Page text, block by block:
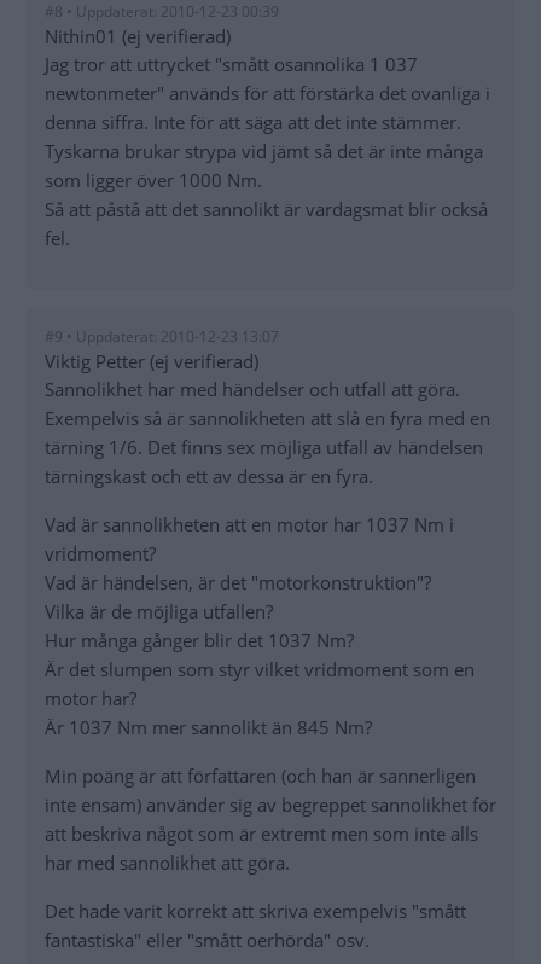
#8 • Uppdaterat: 2010-12-23 00:39
Nithin01 (ej verifierad)
Jag tror att uttrycket "smått osannolika 1 037
newtonmeter" används för att förstärka det ovanliga i
denna siffra. Inte för att säga att det inte stämmer.
Tyskarna brukar strypa vid jämt så det är inte många
som ligger över 1000 Nm.
Så att påstå att det sannolikt är vardagsmat blir också
fel.
#9 • Uppdaterat: 2010-12-23 13:07
Viktig Petter (ej verifierad)
Sannolikhet har med händelser och utfall att göra.
Exempelvis så är sannolikheten att slå en fyra med en
tärning 1/6. Det finns sex möjliga utfall av händelsen
tärningskast och ett av dessa är en fyra.
Vad är sannolikheten att en motor har 1037 Nm i
vridmoment?
Vad är händelsen, är det "motorkonstruktion"?
Vilka är de möjliga utfallen?
Hur många gånger blir det 1037 Nm?
Är det slumpen som styr vilket vridmoment som en
motor har?
Är 1037 Nm mer sannolikt än 845 Nm?
Min poäng är att författaren (och han är sannerligen
inte ensam) använder sig av begreppet sannolikhet för
att beskriva något som är extremt men som inte alls
har med sannolikhet att göra.
Det hade varit korrekt att skriva exempelvis "smått
fantastiska" eller "smått oerhörda" osv.